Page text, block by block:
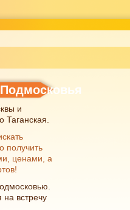
и
Таганская.
получить
ценами, а
встречу